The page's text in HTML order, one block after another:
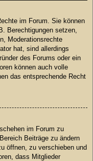
im Forum. Sie können
Berechtigungen setzen,
Moderationsrechte
hat, sind allerdings
des Forums oder ein
können auch volle
das entsprechende Recht
im Forum zu
Beiträge zu ändern
öffnen, zu verschieben und
dass Mitglieder